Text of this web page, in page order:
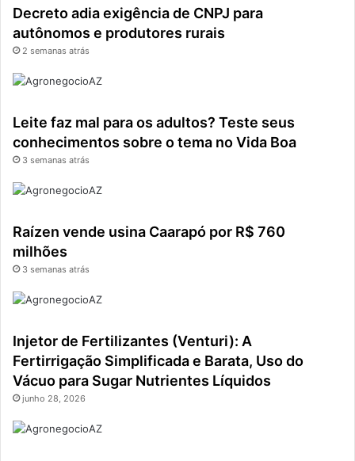
Decreto adia exigência de CNPJ para
autônomos e produtores rurais
2 semanas atrás
Leite faz mal para os adultos? Teste seus
conhecimentos sobre o tema no Vida Boa
3 semanas atrás
Raízen vende usina Caarapó por R$ 760
milhões
3 semanas atrás
Injetor de Fertilizantes (Venturi): A
Fertirrigação Simplificada e Barata, Uso do
Vácuo para Sugar Nutrientes Líquidos
junho 28, 2026